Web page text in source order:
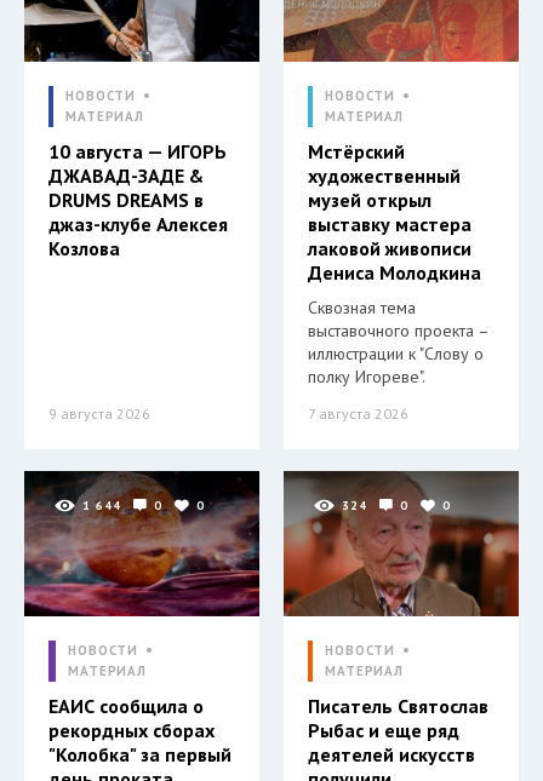
НОВОСТИ
МАТЕРИАЛ
10 августа — ИГОРЬ
ДЖАВАД-ЗАДЕ &
DRUMS DREAMS в
джаз-клубе Алексея
Козлова
9 августа 2026
НОВОСТИ
МАТЕРИАЛ
Мстёрский
художественный
музей открыл
выставку мастера
лаковой живописи
Дениса Молодкина
Сквозная тема
выставочного проекта –
иллюстрации к "Слову о
полку Игореве".
7 августа 2026
1 644 0 0
НОВОСТИ
МАТЕРИАЛ
ЕАИС сообщила о
рекордных сборах
"Колобка" за первый
324 0 0
НОВОСТИ
МАТЕРИАЛ
Писатель Святослав
Рыбас и еще ряд
деятелей искусств